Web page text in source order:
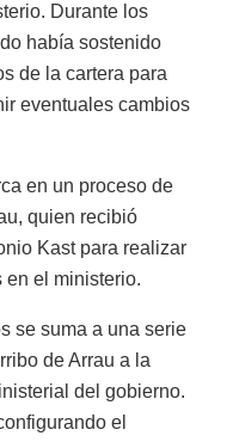
Durante los
había sostenido
de la cartera para
eventuales cambios
en un proceso de
quien recibió
Kast para realizar
en el ministerio.
se suma a una serie
de Arrau a la
del gobierno.
el